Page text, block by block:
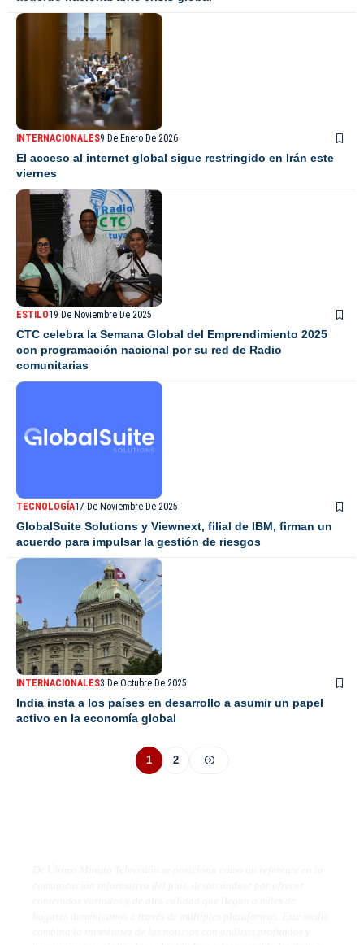
INTERNACIONALES9 De Enero De 2026
El acceso al internet global sigue restringido en Irán este
viernes
ESTILO19 De Noviembre De 2025
CTC celebra la Semana Global del Emprendimiento 2025
con programación nacional por su red de Radio
comunitarias
TECNOLOGÍA17 De Noviembre De 2025
GlobalSuite Solutions y Viewnext, filial de IBM, firman un
acuerdo para impulsar la gestión de riesgos
INTERNACIONALES3 De Octubre De 2025
India insta a los países en desarrollo a asumir un papel
activo en la economía global
1 2